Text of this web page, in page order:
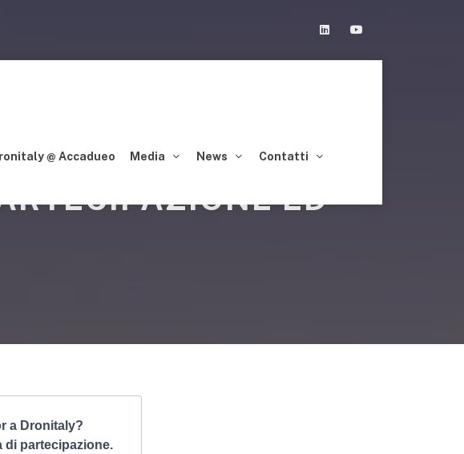
Linkedin
@ Accadueo Media News Contatti
ED